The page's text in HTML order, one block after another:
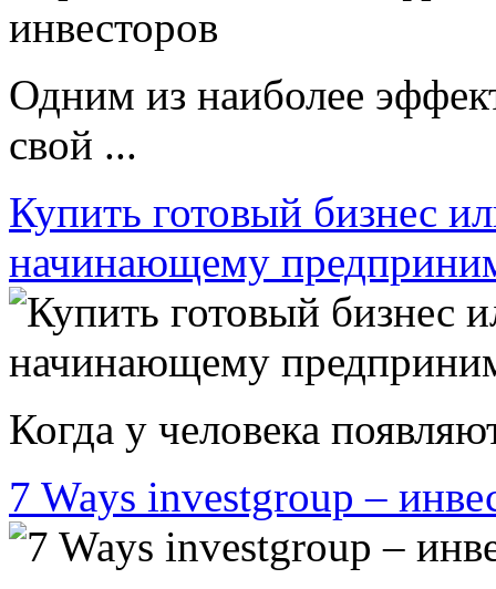
Одним из наиболее
свой ...
Купить готовый бизнес
начинающему
Когда у человека
7 Ways investgroup –